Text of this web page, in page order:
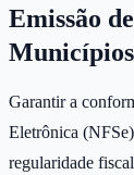
Emissão
Garantir a
Eletrônica
regularidade